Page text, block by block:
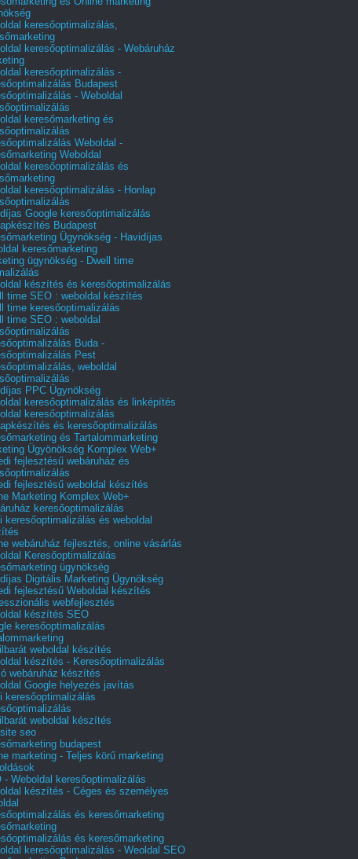
keresőoptimalizálás,
keresőoptimalizálás - Webáruház
keresőoptimalizálás -
Budapest
- Weboldal
keresőmarketing és
Weboldal -
Weboldal
keresőoptimalizálás és
keresőoptimalizálás - Honlap
Google keresőoptimalizálás
Budapest
Ügynökség - Havidíjas
keresőmarketing
ügynökség - Dwell time
készítés és keresőoptimalizálás
time SEO : weboldal készítés
time keresőoptimalizálás
time SEO : weboldal
Buda -
Pest
weboldal
PPC Ügynökség
keresőoptimalizálás és linképítés
keresőoptimalizálás
és keresőoptimalizálás
és Tartalommarketing
Ügyönökség Komplex Web+
fejlesztésű webáruház és
fejlesztésű weboldal készítés
Marketing Komplex Web+
keresőoptimalizálás
keresőoptimalizálás és weboldal
webáruház fejlesztés, online vásárlás
Keresőoptimalizálás
ügynökség
Digitális Marketing Ügynökség
fejlesztésű Weboldal készítés
webfejlesztés
készítés SEO
keresőoptimalizálás
weboldal készítés
készítés - Keresőoptimalizálás
webáruház készítés
Google helyezés javítás
keresőoptimalizálás
weboldal készítés
seo
budapest
marketing - Teljes körű marketing
- Weboldal keresőoptimalizálás
készítés - Céges és személyes
és keresőmarketing
és keresőmarketing
keresőoptimalizálás - Weoldal SEO